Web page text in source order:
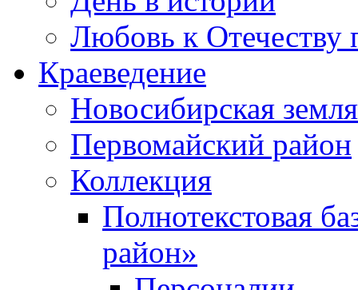
Любовь к Отечеству
Краеведение
Новосибирская земля
Первомайский район
Коллекция
Полнотекстовая
район»